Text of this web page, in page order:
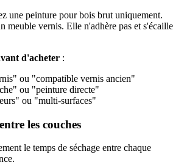
une peinture pour bois brut uniquement.
meuble vernis. Elle n'adhère pas et s'écaille
d'acheter :
ou "compatible vernis ancien"
ou "peinture directe"
ou "multi-surfaces"
les couches
le temps de séchage entre chaque